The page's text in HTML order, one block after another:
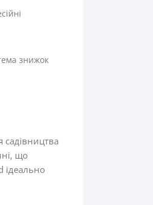
знижок
садівництва
що
ідеально